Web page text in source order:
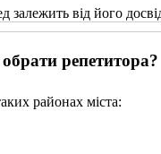
залежить від його
репетитора?
районах міста: